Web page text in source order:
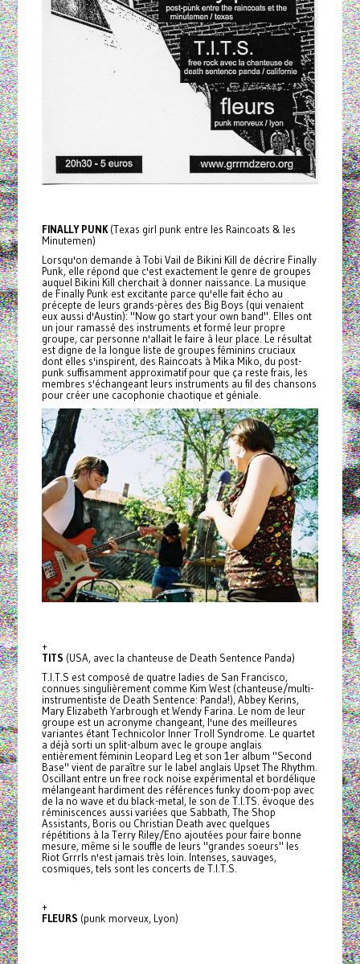
FINALLY PUNK(Texas girl punk entre les Raincoats & les
Minutemen)
Lorsqu'on demande à Tobi Vail de Bikini Kill de décrire Finally
Punk, elle répond que c'est exactement le genre de groupes
auquel Bikini Kill cherchait à donner naissance. La musique
de Finally Punk est excitante parce qu'elle fait écho au
précepte de leurs grands-pères des Big Boys (qui venaient
eux aussi d'Austin): "Now go start your own band". Elles ont
un jour ramassé des instruments et formé leur propre
groupe, car personne n'allait le faire à leur place. Le résultat
est digne de la longue liste de groupes féminins cruciaux
dont elles s'inspirent, des Raincoats à Mika Miko, du post-
punk suffisamment approximatif pour que ça reste frais, les
membres s'échangeant leurs instruments au fil des chansons
pour créer une cacophonie chaotique et géniale.
+
TITS (USA, avec la chanteuse de Death Sentence Panda)
T.I.T.S est composé de quatre ladies de San Francisco,
connues singulièrement comme Kim West (chanteuse/multi-
instrumentiste de Death Sentence: Panda!), Abbey Kerins,
Mary Elizabeth Yarbrough et Wendy Farina. Le nom de leur
groupe est un acronyme changeant, l'une des meilleures
variantes étant Technicolor Inner Troll Syndrome. Le quartet
a déjà sorti un split-album avec le groupe anglais
entièrement féminin Leopard Leg et son 1er album "Second
Base" vient de paraître sur le label anglais Upset The Rhythm.
Oscillant entre un free rock noise expérimental et bordélique
mélangeant hardiment des références funky doom-pop avec
de la no wave et du black-metal, le son de T.I.TS. évoque des
réminiscences aussi variées que Sabbath, The Shop
Assistants, Boris ou Christian Death avec quelques
répétitions à la Terry Riley/Eno ajoutées pour faire bonne
mesure, même si le souffle de leurs "grandes soeurs" les
Riot Grrrls n'est jamais très loin. Intenses, sauvages,
cosmiques, tels sont les concerts de T.I.T.S.
+
FLEURS (punk morveux, Lyon)